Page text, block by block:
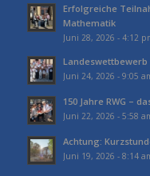
Erfolgreiche
Mathematik
Juni 28, 2026 - 4:12
Landeswettbewerb
Juni 24, 2026 - 9:05
150 Jahre RWG –
Juni 22, 2026 - 5:58
Achtung:
Juni 19, 2026 - 8:14